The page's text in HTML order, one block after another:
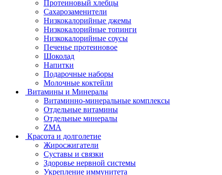
Протеиновый хлебцы
Сахарозаменители
Низкокалорийные джемы
Низкокалорийные топинги
Низкокалорийные соусы
Печенье протеиновое
Шоколад
Напитки
Подарочные наборы
Молочные коктейли
Витамины и Минералы
Витаминно-минеральные комплексы
Отдельные витамины
Отдельные минералы
ZMA
Красота и долголетие
Жиросжигатели
Суставы и связки
Здоровье нервной системы
Укрепление иммунитета